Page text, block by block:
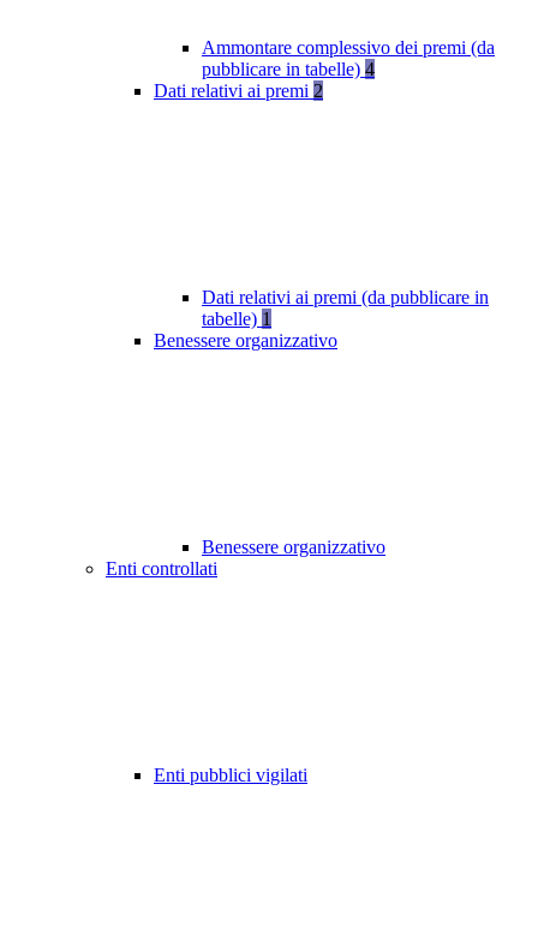
Ammontare complessivo dei premi (da
pubblicare in tabelle) 4
Dati relativi ai premi 2
Dati relativi ai premi (da pubblicare in
tabelle) 1
Benessere organizzativo
Benessere organizzativo
Enti controllati
Enti pubblici vigilati